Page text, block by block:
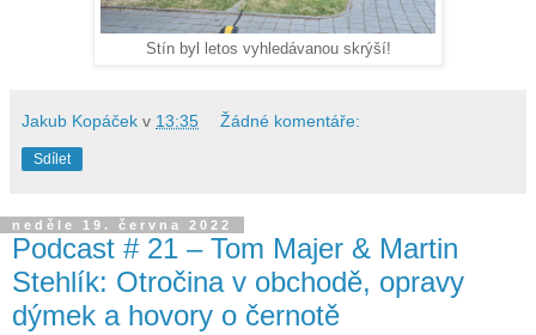
Stín byl letos vyhledávanou skrýší!
Jakub Kopáček v 13:35 Žádné komentáře:
Sdílet
neděle 19. června 2022
Podcast # 21 – Tom Majer & Martin
Stehlík: Otročina v obchodě, opravy
dýmek a hovory o černotě